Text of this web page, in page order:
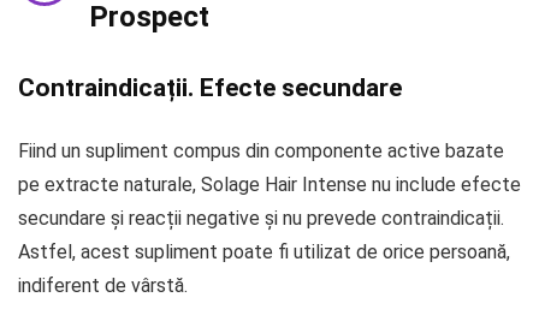
Prospect
Contraindicații. Efecte secundare
Fiind un supliment compus din componente active bazate
pe extracte naturale, Solage Hair Intense nu include efecte
secundare și reacții negative și nu prevede contraindicații.
Astfel, acest supliment poate fi utilizat de orice persoană,
indiferent de vârstă.